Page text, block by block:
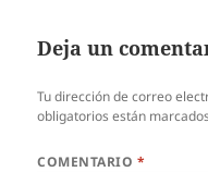
Deja un
Tu dirección de correo
obligatorios están
COMENTARIO *